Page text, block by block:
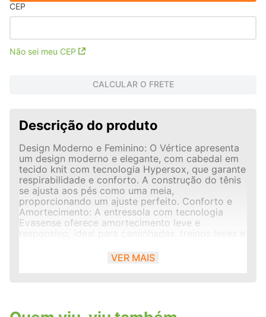
CEP
Não sei meu CEP
CALCULAR O FRETE
Descrição do produto
Design Moderno e Feminino: O Vértice apresenta
um design moderno e elegante, com cabedal em
tecido knit com tecnologia Hypersox, que garante
respirabilidade e conforto. A construção do tênis
se ajusta aos pés como uma meia,
proporcionando um ajuste perfeito. Conforto e
Amortecimento: A entressola com tecnologia
Evasense oferece amortecimento leve e
garante conforto extra e se adapta ao formato
dos pés. Detalhes Sofisticados: O tênis possui
o design clean tornam o Vértice um tênis versátil,
VER MAIS